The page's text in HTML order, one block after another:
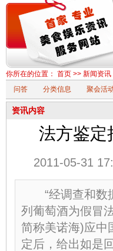
你所在的位置： 首页 >> 新闻资讯
问答
分类信息 聚会活
资讯内容
法方鉴定
2011-05-31
“经调查和数据
列葡萄酒为假冒
简称美诺海)应中
定后，给出如是回